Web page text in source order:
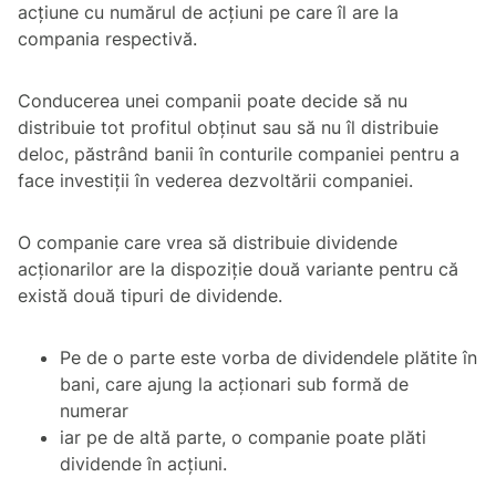
acțiune cu numărul de acțiuni pe care îl are la
compania respectivă.
Conducerea unei companii poate decide să nu
distribuie tot profitul obținut sau să nu îl distribuie
deloc, păstrând banii în conturile companiei pentru a
face investiții în vederea dezvoltării companiei.
O companie care vrea să distribuie dividende
acționarilor are la dispoziție două variante pentru că
există două tipuri de dividende.
Pe de o parte este vorba de dividendele plătite în
bani, care ajung la acționari sub formă de
numerar
iar pe de altă parte, o companie poate plăti
dividende în acțiuni.